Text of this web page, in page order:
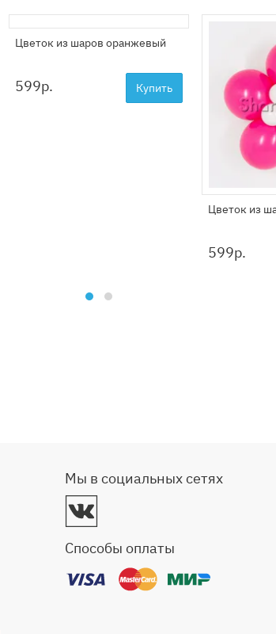
Цветок из шаров оранжевый
599р. Купить
Цветок из
599р.
Мы в социальных сетях
Способы оплаты